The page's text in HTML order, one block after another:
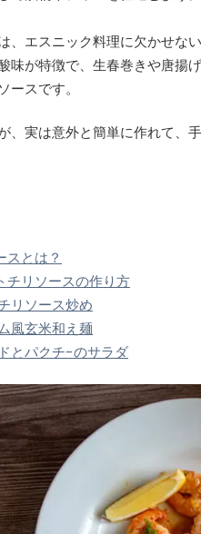
、エスニック料理に欠かせな
味が特徴で、生春巻きや唐揚
ースです。
、実は意外と簡単に作れて、
スとは？
チリソースの作り方
リソース炒め
風玄米和え麺
とパクチ−のサラダ